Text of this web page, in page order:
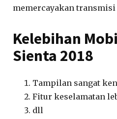
memercayakan
Kelebihan
Sienta 2018
Tampilan sangat
Fitur keselamatan
dll